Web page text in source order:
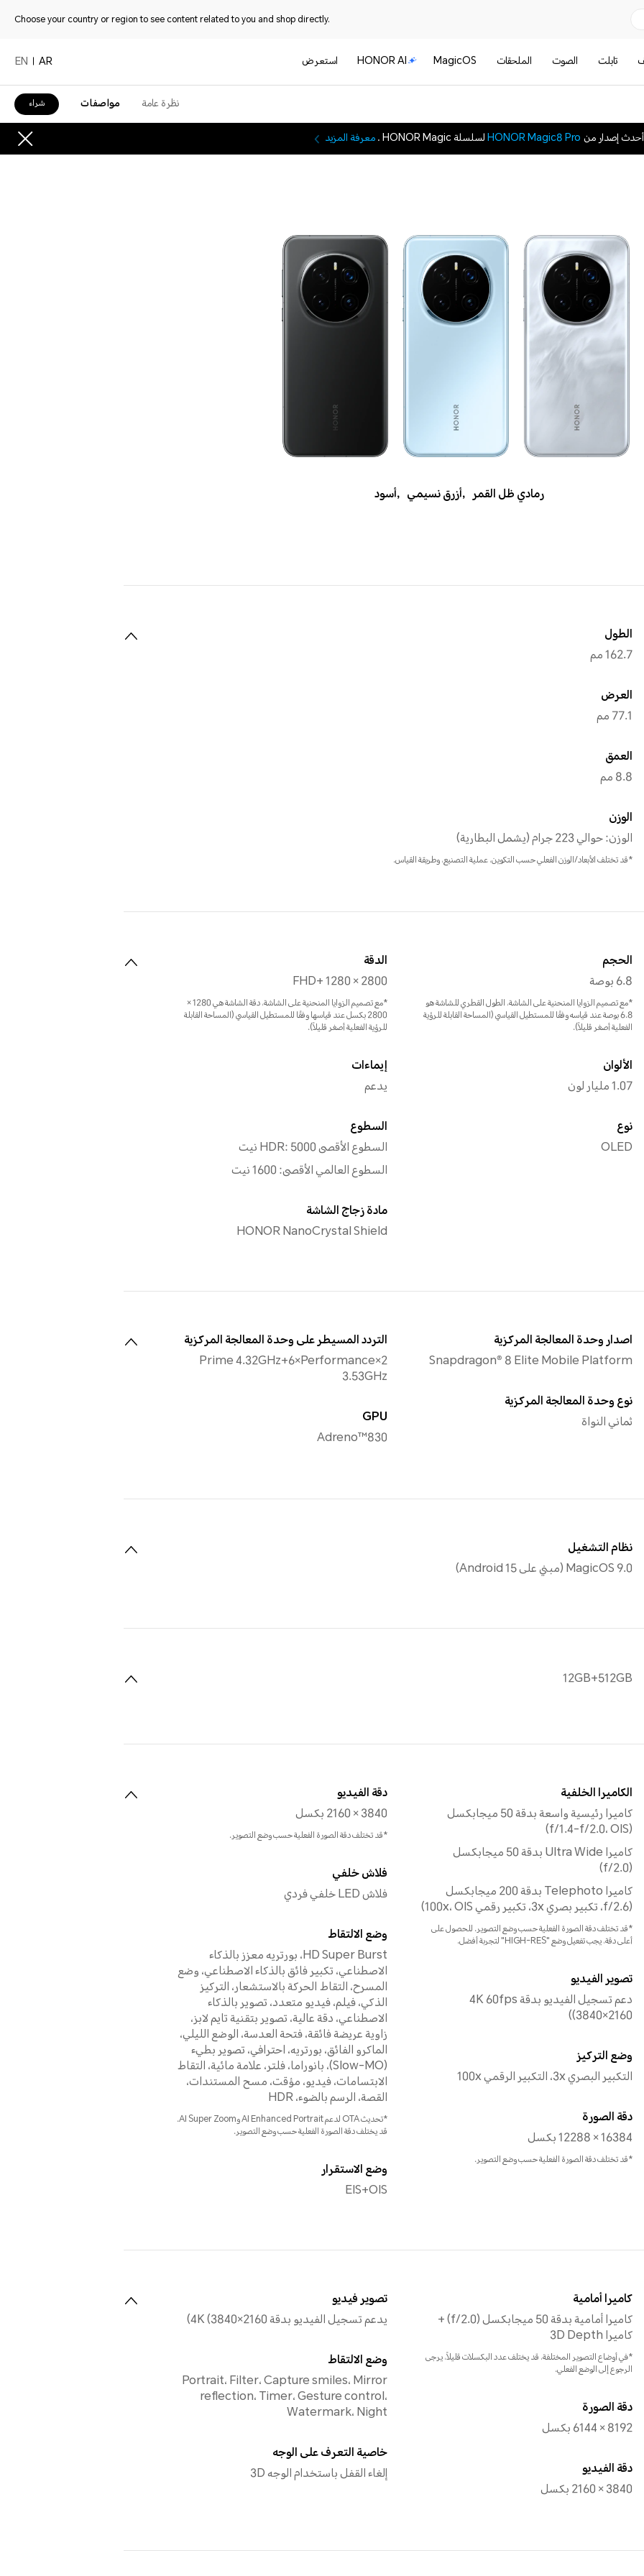
Choose your country or region to see content related to you and shop directly.
تابلت الصوت الملحقات MagicOS
HONOR AI استعرض AR
EN
نظرة عامة مواصفات شراء
إصدار من HONOR Magic8 Proلسلسلة HONOR Magic . معرفة المزيد
رمادي ظل القمر ,أزرق نسيمي ,أسود
الطول
162.7 مم
العرض
77.1 مم
العمق
8.8 مم
الوزن
الوزن: حوالي 223 جرام (يشمل البطارية)
*قد تختلف الأبعاد/الوزن الفعلي حسب التكوين، عملية التصنيع، وطريقة القياس.
الحجم
6.8 بوصة
*مع تصميم الزوايا المنحنية على الشاشة، الطول القطري للشاشة هو
6.8 بوصة عند قياسه وفقًا للمستطيل القياسي (المساحة القابلة للرؤية
الفعلية أصغر قليلاً).
الألوان
1.07 مليار لون
نوع
OLED
الدقة
FHD+ 1280 × 2800
*مع تصميم الزوايا المنحنية على الشاشة، دقة الشاشة هي 1280 ×
2800 بكسل عند قياسها وفقًا للمستطيل القياسي (المساحة القابلة
للرؤية الفعلية أصغر قليلاً).
إيماءات
يدعم
السطوع
السطوع الأقصى HDR: 5000 نيت
السطوع العالمي الأقصى: 1600 نيت
مادة زجاج الشاشة
HONOR NanoCrystal Shield
اصدار وحدة المعالجة المركزية
Snapdragon® 8 Elite Mobile Platform
نوع وحدة المعالجة المركزية
ثماني النواة
التردد المسيطر على وحدة المعالجة المركزية
2×Prime 4.32GHz+6×Performance
3.53GHz
GPU
Adreno™830
نظام التشغيل
MagicOS 9.0 (مبني على Android 15)
12GB+512GB
الكاميرا الخلفية
كاميرا رئيسية واسعة بدقة 50 ميجابكسل
(f/1.4-f/2.0، OIS)
كاميرا Ultra Wide بدقة 50 ميجابكسل
(f/2.0)
كاميرا Telephoto بدقة 200 ميجابكسل
(f/2.6، تكبير بصري 3x، تكبير رقمي 100x، OIS)
*قد تختلف دقة الصورة الفعلية حسب وضع التصوير. للحصول على
أعلى دقة، يجب تفعيل وضع "HIGH-RES" لتجربة أفضل.
تصوير الفيديو
دعم تسجيل الفيديو بدقة 4K 60fps
(3840×2160)
وضع التركيز
التكبير البصري 3x، التكبير الرقمي 100x
دقة الصورة
16384 × 12288 بكسل
*قد تختلف دقة الصورة الفعلية حسب وضع التصوير.
دقة الفيديو
3840 × 2160 بكسل
*قد تختلف دقة الصورة الفعلية حسب وضع التصوير.
فلاش خلفي
فلاش LED خلفي فردي
وضع الالتقاط
HD Super Burst، بورتريه معزز بالذكاء
الاصطناعي، تكبير فائق بالذكاء الاصطناعي، وضع
المسرح، التقاط الحركة بالاستشعار، التركيز
الذكي، فيلم، فيديو متعدد، تصوير بالذكاء
الاصطناعي، دقة عالية، تصوير بتقنية تايم لابز،
زاوية عريضة فائقة، فتحة العدسة، الوضع الليلي،
الماكرو الفائق، بورتريه، احترافي، تصوير بطيء
(Slow-MO)، بانوراما، فلتر، علامة مائية، التقاط
الابتسامات، فيديو، مؤقت، مسح المستندات،
القصة، الرسم بالضوء، HDR
*تحديث OTA لدعم AI Enhanced Portrait وAI Super Zoom.
قد يختلف دقة الصورة الفعلية حسب وضع التصوير.
وضع الاستقرار
EIS+OIS
كاميرا أمامية
كاميرا أمامية بدقة 50 ميجابكسل (f/2.0) +
كاميرا 3D Depth
*في أوضاع التصوير المختلفة، قد يختلف عدد البكسلات قليلاً، يرجى
الرجوع إلى الوضع الفعلي.
دقة الصورة
8192 × 6144 بكسل
دقة الفيديو
3840 × 2160 بكسل
تصوير فيديو
يدعم تسجيل الفيديو بدقة 4K (3840×2160)
وضع الالتقاط
Portrait، Filter، Capture smiles، Mirror
reflection، Timer، Gesture control،
Watermark، Night
خاصية التعرف على الوجه
إلغاء القفل باستخدام الوجه 3D